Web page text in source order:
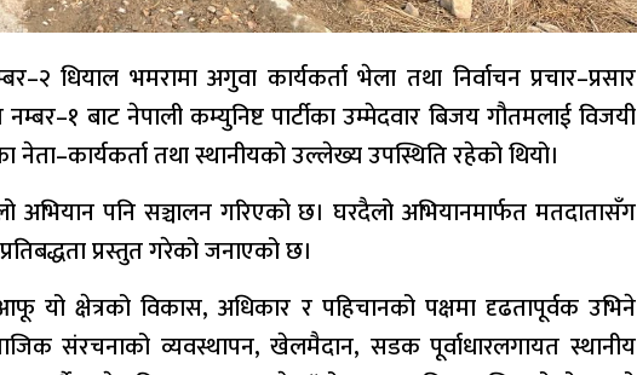
धियाल भमरामा अगुवा कार्यकर्ता भेला तथा निर्वाचन प्रचार–प्रसार
बाट नेपाली कम्युनिष्ट पार्टीका उम्मेदवार बिजय गौतमलाई विजयी
नेता–कार्यकर्ता तथा स्थानीयको उल्लेख्य उपस्थिति रहेको थियो।
अभियान पनि सञ्चालन गरिएको छ। घरदैलो अभियानमार्फत मतदातासँग
प्रस्तुत गरेको जनाएको छ।
यो क्षेत्रको विकास, अधिकार र पहिचानको पक्षमा दृढतापूर्वक उभिने
संरचनाको व्यवस्थापन, खेलमैदान, सडक पूर्वाधारलगायत स्थानीय